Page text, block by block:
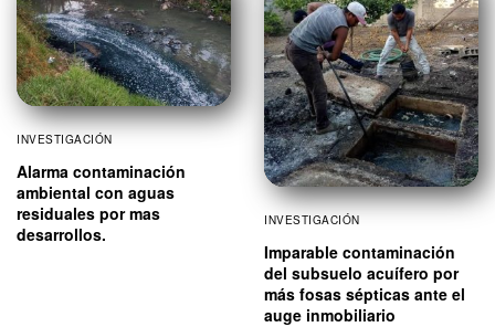
INVESTIGACIÓN
Alarma contaminación
ambiental con aguas
residuales por mas
desarrollos.
INVESTIGACIÓN
Imparable contaminación
del subsuelo acuífero por
más fosas sépticas ante el
auge inmobiliario